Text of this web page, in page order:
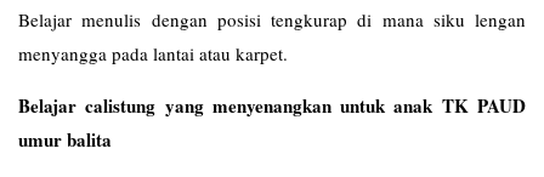
Belajar menulis dengan posisi tengkurap di mana siku lengan
menyangga pada lantai atau karpet.
Belajar calistung yang menyenangkan untuk anak TK PAUD
umur balita